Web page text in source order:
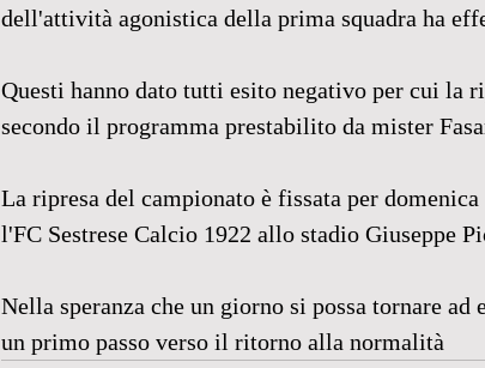
dell'attività agonistica della prima squadra ha
Questi hanno dato tutti esito negativo per cui la
secondo il programma prestabilito da mister
La ripresa del campionato è fissata per
l'FC Sestrese Calcio 1922 allo stadio Giuseppe
Nella speranza che un giorno si possa tornare
un primo passo verso il ritorno alla normalità